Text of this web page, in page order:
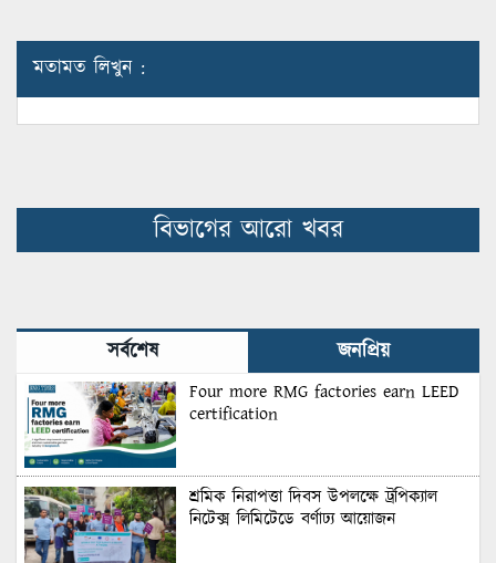
মতামত লিখুন :
বিভাগের আরো খবর
সর্বশেষ জনপ্রিয়
Four more RMG factories earn LEED
certification
শ্রমিক নিরাপত্তা দিবস উপলক্ষে ট্রপিক্যাল
নিটেক্স লিমিটেডে বর্ণাঢ্য আয়োজন